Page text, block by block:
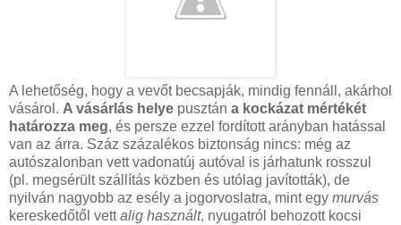
A lehetőség, hogy a vevőt becsapják, mindig fennáll, akárhol
vásárol. A vásárlás helye pusztán a kockázat mértékét
határozza meg, és persze ezzel fordított arányban hatással
van az árra. Száz százalékos biztonság nincs: még az
autószalonban vett vadonatúj autóval is járhatunk rosszul
(pl. megsérült szállítás közben és utólag javították), de
nyilván nagyobb az esély a jogorvoslatra, mint egy murvás
kereskedőtől vettalig használt, nyugatról behozott kocsi